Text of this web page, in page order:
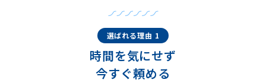
選ばれる理由 1
時間を気にせず
今すぐ頼める